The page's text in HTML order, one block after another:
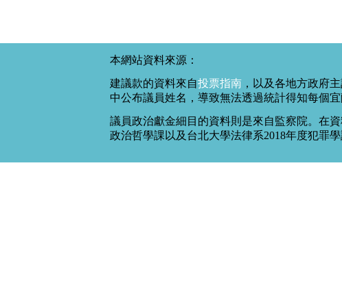
本網站資料來源：
建議款的資料來自投票指南 ，以及各地方政府
中公布議員姓名，導致無法透過統計得知每個
議員政治獻金細目的資料則是來自監察院。在
政治哲學課以及台北大學法律系2018年度犯罪